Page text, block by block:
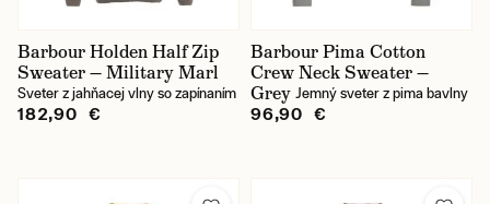
Barbour Holden Half Zip
Sweater — Military Marl
Sveter z jahňacej vlny so zapínaním
182,90 €
Barbour Pima Cotton
Crew Neck Sweater —
Grey Jemný sveter z pima bavlny
96,90 €